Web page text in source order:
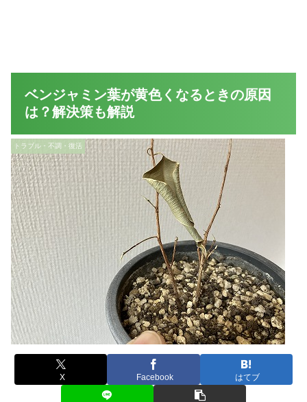
ベンジャミン葉が黄色くなるときの原因
は？解決策も解説
トラブル・不調・復活
X Facebook はてブ